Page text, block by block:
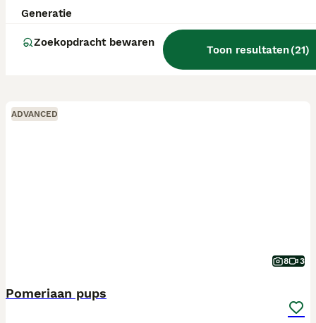
Generatie
Zoekopdracht bewaren
Toon resultaten(21)
ADVANCED
8 3
Pomeriaan pups